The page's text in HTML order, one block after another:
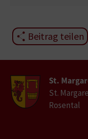
Beitrag teilen
St.
St.
Rosental